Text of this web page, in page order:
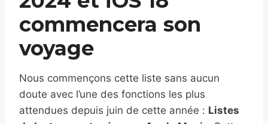
commencera son
voyage
Nous commençons cette liste sans aucun
doute avec l’une des fonctions les plus
attendues depuis juin de cette année : Listes